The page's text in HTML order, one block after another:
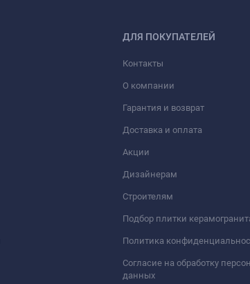
ДЛЯ ПОКУПАТЕЛЕЙ
Контакты
О компании
Гарантия и возврат
Доставка и оплата
Акции
Дизайнерам
Строителям
Подбор плитки
Политика
Согласие на обработку
данных